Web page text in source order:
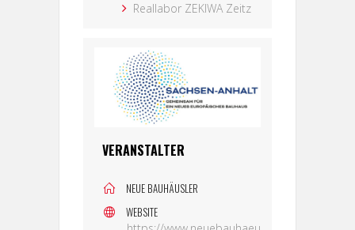
Reallabor ZEKIWA Zeitz
VERANSTALTER
NEUE BAUHÄUSLER
WEBSITE